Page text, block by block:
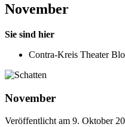
November
Sie sind hier
Contra-Kreis Theater
November
Veröffentlicht am 9. Oktober